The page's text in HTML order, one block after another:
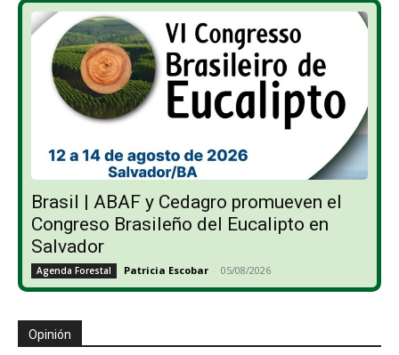
Brasil | ABAF y Cedagro promueven el
Congreso Brasileño del Eucalipto en
Salvador
Agenda Forestal Patricia Escobar - 05/08/2026
Opinión